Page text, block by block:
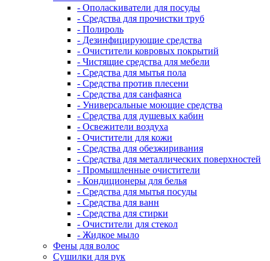
- Ополаскиватели для посуды
- Средства для прочистки труб
- Полироль
- Дезинфицирующие средства
- Очистители ковровых покрытий
- Чистящие средства для мебели
- Средства для мытья пола
- Средства против плесени
- Средства для санфаянса
- Универсальные моющие средства
- Средства для душевых кабин
- Освежители воздуха
- Очистители для кожи
- Средства для обезжиривания
- Средства для металлических поверхностей
- Промышленные очистители
- Кондиционеры для белья
- Средства для мытья посуды
- Средства для ванн
- Средства для стирки
- Очистители для стекол
- Жидкое мыло
Фены для волос
Сушилки для рук